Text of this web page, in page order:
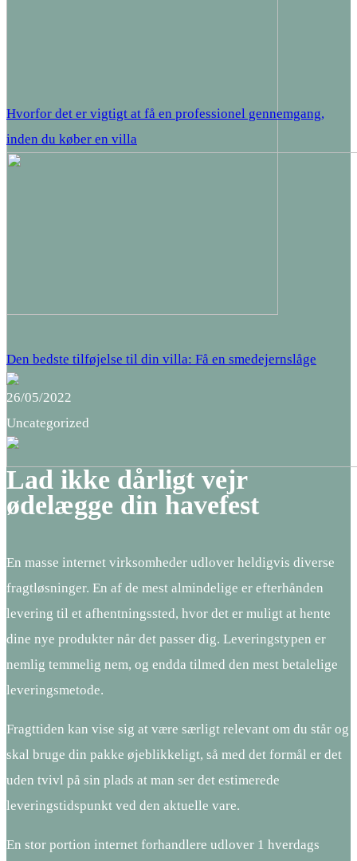
Hvorfor det er vigtigt at få en professionel gennemgang,
inden du køber en villa
Den bedste tilføjelse til din villa: Få en smedejernslåge
26/05/2022
Uncategorized
Lad ikke dårligt vejr
ødelægge din havefest
En masse internet virksomheder udlover heldigvis diverse
fragtløsninger. En af de mest almindelige er efterhånden
levering til et afhentningssted, hvor det er muligt at hente
dine nye produkter når det passer dig. Leveringstypen er
nemlig temmelig nem, og endda tilmed den mest betalelige
leveringsmetode.
Fragttiden kan vise sig at være særligt relevant om du står og
skal bruge din pakke øjeblikkeligt, så med det formål er det
uden tvivl på sin plads at man ser det estimerede
leveringstidspunkt ved den aktuelle vare.
En stor portion internet forhandlere udlover 1 hverdags